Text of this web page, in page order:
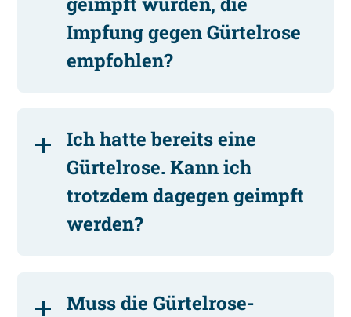
Impfung gegen Gürtelrose
empfohlen?
Ich hatte bereits eine
Gürtelrose. Kann ich
trotzdem dagegen geimpft
werden?
Muss die Gürtelrose-